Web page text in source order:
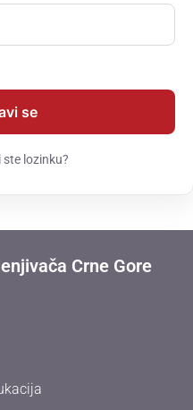
lozinku?
Crne Gore